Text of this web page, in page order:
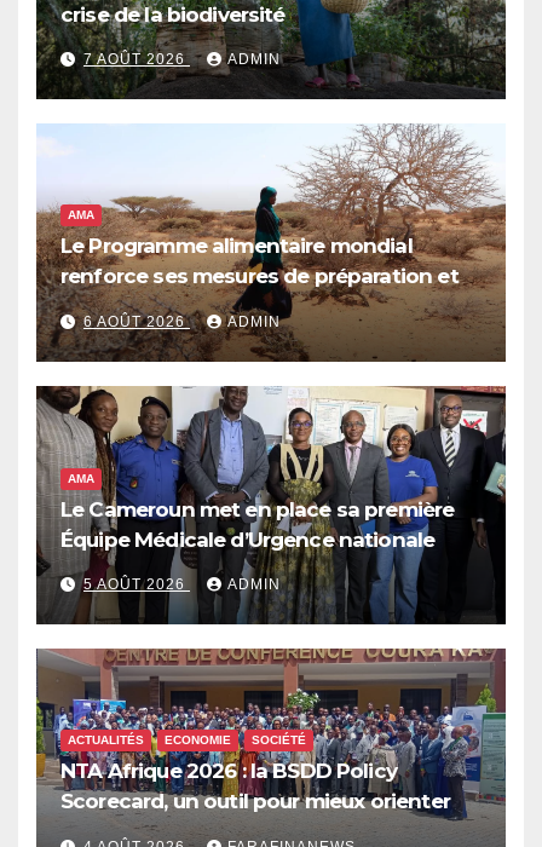
crise de la biodiversité
7 AOÛT 2026 ADMIN
AMA
Le Programme alimentaire mondial
renforce ses mesures de préparation et
de réponse face à la menace d’El Niño,
qui pourrait plonger des dizaines de
millions de personnes dans l’insécurité
alimentaire aiguë
6 AOÛT 2026 ADMIN
AMA
Le Cameroun met en place sa première
Équipe Médicale d’Urgence nationale
5 AOÛT 2026 ADMIN
ACTUALITÉS ECONOMIE SOCIÉTÉ
NTA Afrique 2026 : la BSDD Policy
Scorecard, un outil pour mieux orienter
les dépenses publiques